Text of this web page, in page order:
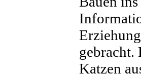
gebracht.
Katzen